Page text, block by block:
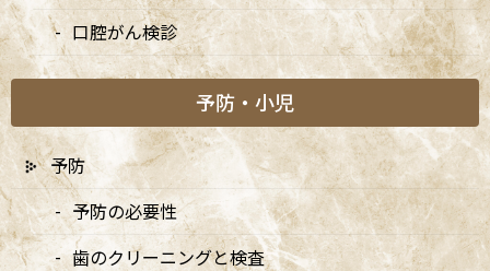
口腔がん検診
予防・小児
予防
予防の必要性
歯のクリーニングと検査